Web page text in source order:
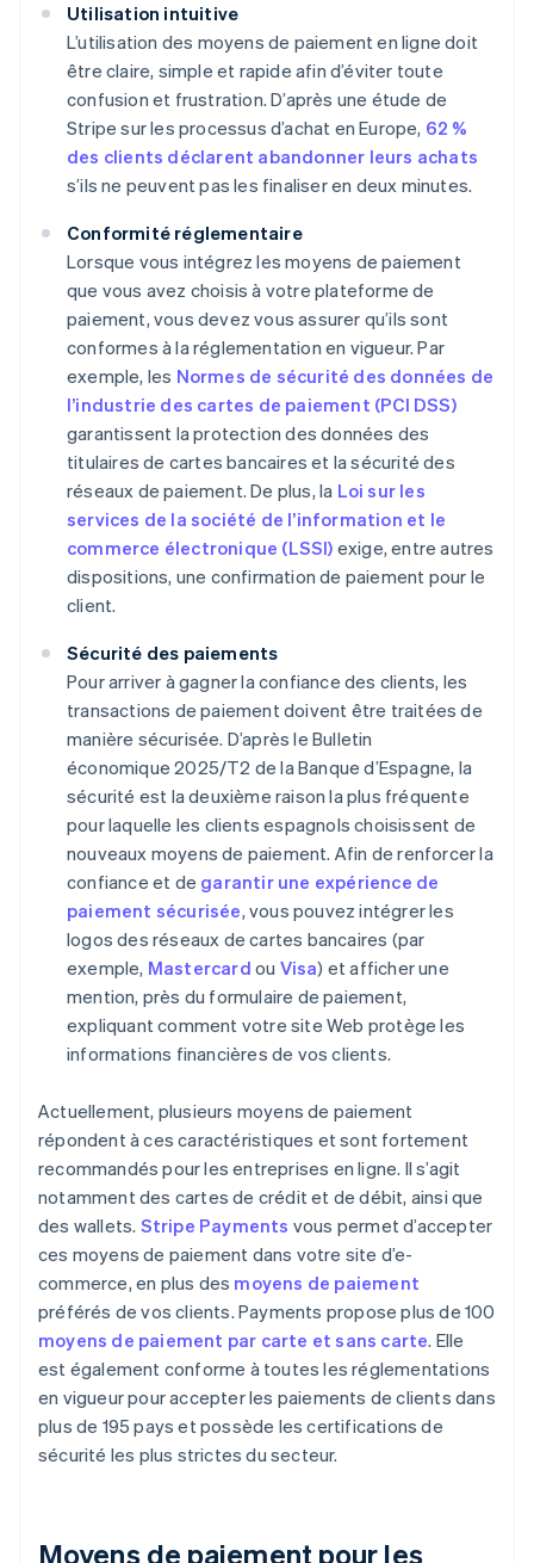
Utilisation intuitive
L’utilisation des moyens de paiement en ligne doit
être claire, simple et rapide afin d’éviter toute
confusion et frustration. D’après une étude de
Stripe sur les processus d’achat en Europe, 62 %
des clients déclarent abandonner leurs achats
s’ils ne peuvent pas les finaliser en deux minutes.
Conformité réglementaire
Lorsque vous intégrez les moyens de paiement
que vous avez choisis à votre plateforme de
paiement, vous devez vous assurer qu’ils sont
conformes à la réglementation en vigueur. Par
exemple, les Normes de sécurité des données de
l’industrie des cartes de paiement (PCI DSS)
garantissent la protection des données des
titulaires de cartes bancaires et la sécurité des
réseaux de paiement. De plus, la Loi sur les
services de la société de l’information et le
commerce électronique (LSSI) exige, entre autres
dispositions, une confirmation de paiement pour le
client.
Sécurité des paiements
Pour arriver à gagner la confiance des clients, les
transactions de paiement doivent être traitées de
manière sécurisée. D’après le Bulletin
économique 2025/T2 de la Banque d’Espagne, la
sécurité est la deuxième raison la plus fréquente
pour laquelle les clients espagnols choisissent de
nouveaux moyens de paiement. Afin de renforcer la
confiance et de garantir une expérience de
paiement sécurisée, vous pouvez intégrer les
logos des réseaux de cartes bancaires (par
exemple, Mastercard ou Visa) et afficher une
mention, près du formulaire de paiement,
expliquant comment votre site Web protège les
informations financières de vos clients.
Actuellement, plusieurs moyens de paiement
répondent à ces caractéristiques et sont fortement
recommandés pour les entreprises en ligne. Il s’agit
notamment des cartes de crédit et de débit, ainsi que
des wallets. Stripe Payments vous permet d’accepter
ces moyens de paiement dans votre site d’e-
commerce, en plus des moyens de paiement
préférés de vos clients. Payments propose plus de 100
moyens de paiement par carte et sans carte. Elle
est également conforme à toutes les réglementations
en vigueur pour accepter les paiements de clients dans
plus de 195 pays et possède les certifications de
sécurité les plus strictes du secteur.
Moyens de paiement pour les